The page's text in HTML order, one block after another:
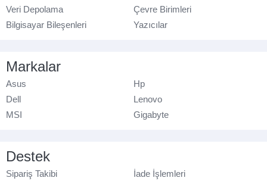
Veri Depolama
Çevre Birimleri
Bilgisayar Bileşenleri
Yazıcılar
Markalar
Asus
Hp
Dell
Lenovo
MSI
Gigabyte
Destek
Sipariş Takibi İade İşlemleri